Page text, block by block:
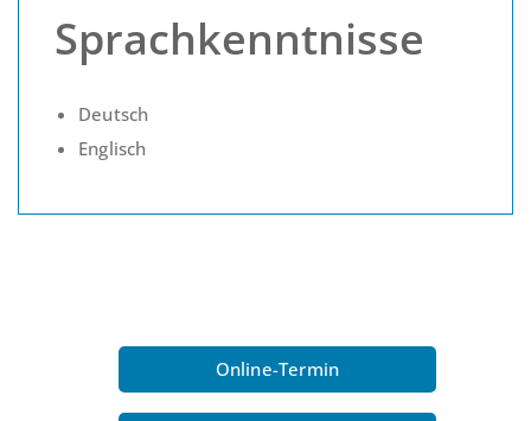
Sprachkenntnisse
Deutsch
Englisch
Online-Termin